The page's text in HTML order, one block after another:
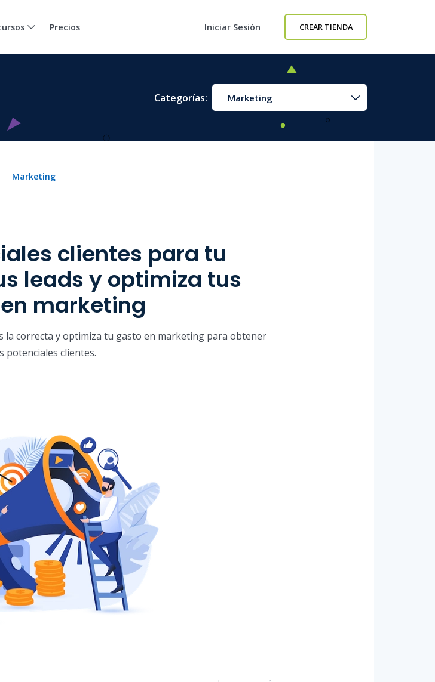
Precios Iniciar Sesión CREAR TIENDA
Categorías: Marketing
Marketing
clientes para tu
leads y optimiza tus
marketing
la correcta y optimiza tu gasto en marketing para obtener
potenciales clientes.